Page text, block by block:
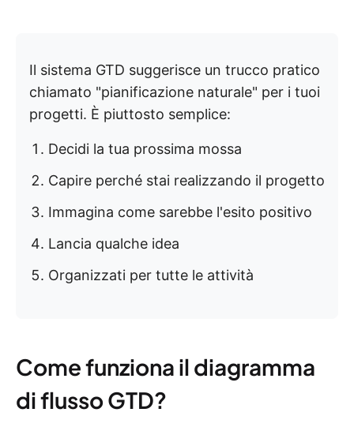
Il sistema GTD suggerisce un trucco pratico
chiamato "pianificazione naturale" per i tuoi
progetti. È piuttosto semplice:
Decidi la tua prossima mossa
Capire perché stai realizzando il progetto
Immagina come sarebbe l'esito positivo
Lancia qualche idea
Organizzati per tutte le attività
Come funziona il diagramma
di flusso GTD?